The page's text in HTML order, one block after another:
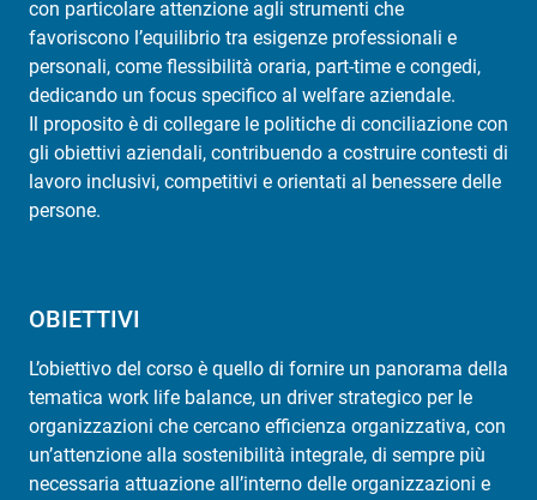
con particolare attenzione agli strumenti che
favoriscono l’equilibrio tra esigenze professionali e
personali, come flessibilità oraria, part-time e congedi,
dedicando un focus specifico al welfare aziendale.
Il proposito è di collegare le politiche di conciliazione con
gli obiettivi aziendali, contribuendo a costruire contesti di
lavoro inclusivi, competitivi e orientati al benessere delle
persone.
OBIETTIVI
L’obiettivo del corso è quello di fornire un panorama della
tematica work life balance, un driver strategico per le
organizzazioni che cercano efficienza organizzativa, con
un’attenzione alla sostenibilità integrale, di sempre più
necessaria attuazione all’interno delle organizzazioni e